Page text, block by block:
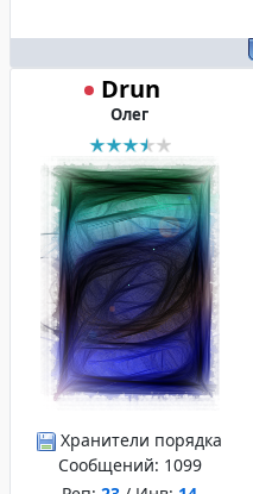
Drun
Олег
Хранители порядка
Сообщений: 1099